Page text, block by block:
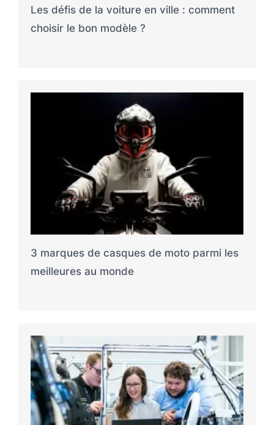
Les défis de la voiture en ville : comment
choisir le bon modèle ?
3 marques de casques de moto parmi les
meilleures au monde